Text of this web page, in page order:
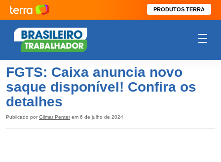
PRODUTOS TERRA
FGTS: Caixa anuncia novo
saque disponível! Confira os
detalhes
Publicado por Gilmar Penter em 6 de julho de 2024